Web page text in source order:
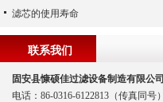
滤芯的使用寿命
联系我们
固安县慷硕佳过滤设备制造有限公司
电话：86-0316-6122813（传真同号）